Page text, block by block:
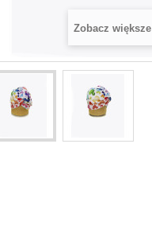
Zobacz większe